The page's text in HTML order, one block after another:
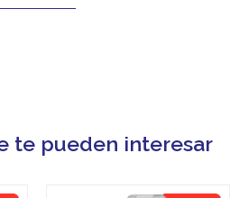
te pueden interesar